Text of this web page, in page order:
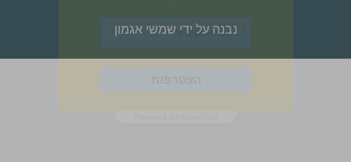
נבנה על ידי שמשי אגמון